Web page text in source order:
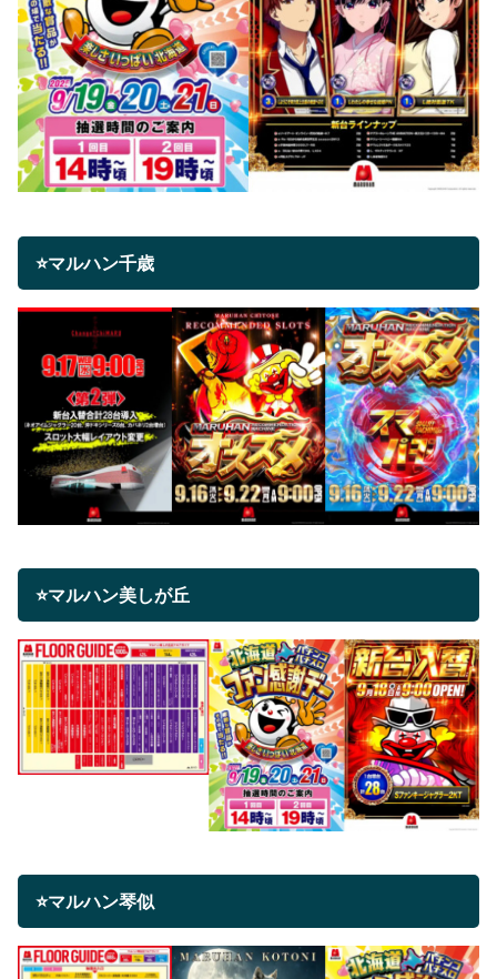
⭐マルハン千歳
⭐マルハン美しが丘
⭐マルハン琴似